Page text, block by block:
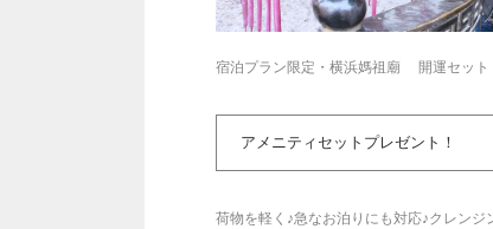
宿泊プラン限定・横浜媽祖廟 開運セット
アメニティセットプレゼント！
荷物を軽く♪急なお泊りにも対応♪クレンジ